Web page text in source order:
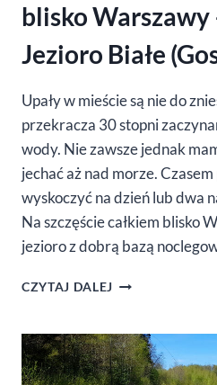
blisko Warszawy
Jezioro Białe
Upały w mieście są nie do
przekracza 30 stopni
wody. Nie zawsze jednak
jechać aż nad morze.
wyskoczyć na dzień lub dwa
Na szczęście całkiem blisko
jezioro z dobrą bazą
CZYTAJ DALEJ WEEKEND
JEZIOREM
BLISKO
WARSZAWY